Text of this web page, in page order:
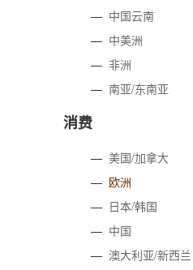
— 中国云南
— 中美洲
—非洲
—南亚/东南亚
消费
—美国/加拿大
— 欧洲
— 日本/韩国
— 中国
— 澳大利亚/新西兰